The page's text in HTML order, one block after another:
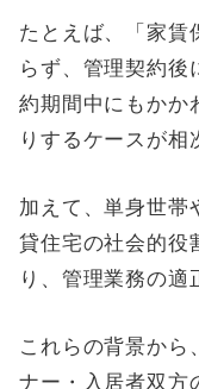
たとえば、「家賃
らず、管理契約後
約期間中にもかか
りするケースが相
加えて、単身世帯
貸住宅の社会的役
り、管理業務の適
これらの背景から
ナー・入居者双方